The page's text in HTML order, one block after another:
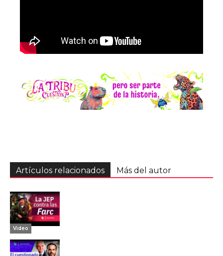
Artículos relacionados Más del autor
Video